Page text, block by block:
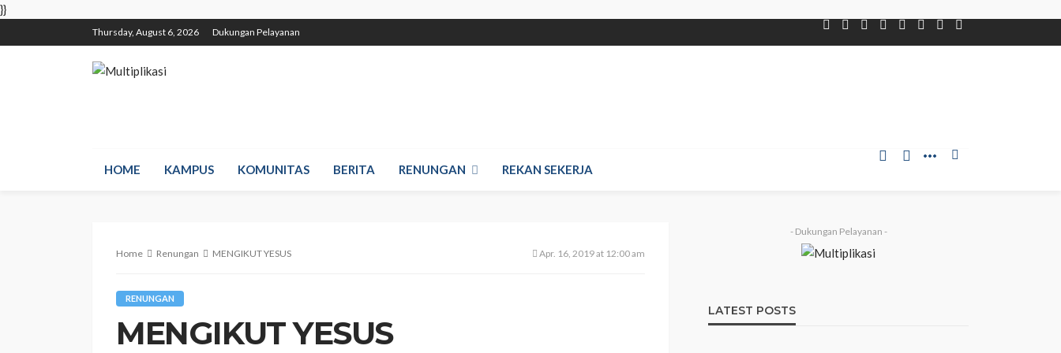
}}
Thursday, August 6, 2026 Dukungan Pelayanan
HOME KAMPUS KOMUNITAS BERITA RENUNGAN REKAN SEKERJA
Home Renungan MENGIKUT YESUS Apr. 16, 2019 at 12:00 am
RENUNGAN
MENGIKUT YESUS
- Dukungan Pelayanan -
LATEST POSTS